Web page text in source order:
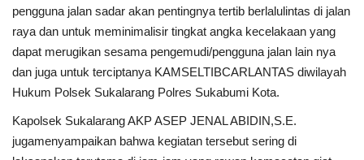
pengguna jalan sadar akan pentingnya tertib berlalulintas di jalan
raya dan untuk meminimalisir tingkat angka kecelakaan yang
dapat merugikan sesama pengemudi/pengguna jalan lain nya
dan juga untuk terciptanya KAMSELTIBCARLANTAS diwilayah
Hukum Polsek Sukalarang Polres Sukabumi Kota.
Kapolsek Sukalarang AKP ASEP JENAL ABIDIN,S.E.
jugamenyampaikan bahwa kegiatan tersebut sering di